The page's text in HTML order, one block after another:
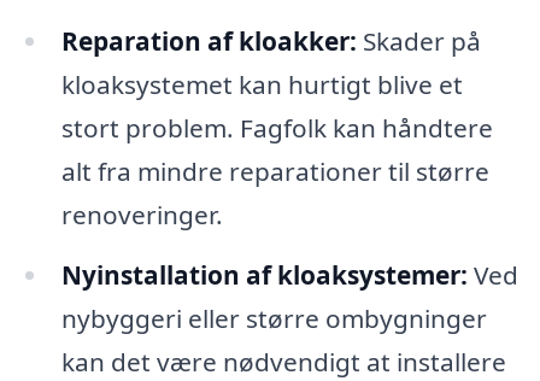
Reparation af kloakker: Skader på
kloaksystemet kan hurtigt blive et
stort problem. Fagfolk kan håndtere
alt fra mindre reparationer til større
renoveringer.
Nyinstallation af kloaksystemer: Ved
nybyggeri eller større ombygninger
kan det være nødvendigt at installere